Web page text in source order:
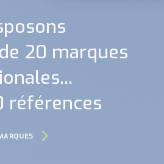
20 marques
références